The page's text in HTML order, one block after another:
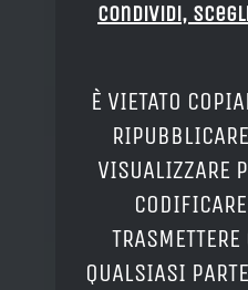
Condividi,
È VIETATO
VISUALIZZARE
QUALSIASI